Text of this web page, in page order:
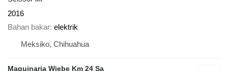
2016
Bahan bakar elektrik
Meksiko, Chihuahua
Maquinaria Wiebe Km 24 Sa